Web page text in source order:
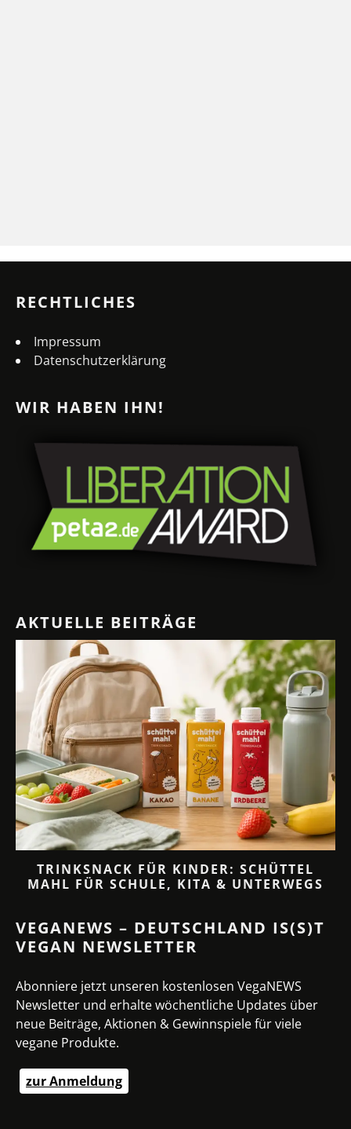
RECHTLICHES
Impressum
Datenschutzerklärung
WIR HABEN IHN!
AKTUELLE BEITRÄGE
TRINKSNACK FÜR KINDER: SCHÜTTEL
MAHL FÜR SCHULE, KITA & UNTERWEGS
VEGANEWS – DEUTSCHLAND IS(S)T
VEGAN NEWSLETTER
Abonniere jetzt unseren kostenlosen VegaNEWS
Newsletter und erhalte wöchentliche Updates über
neue Beiträge, Aktionen & Gewinnspiele für viele
vegane Produkte.
zur Anmeldung